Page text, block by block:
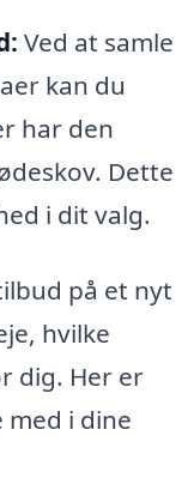
Ved at samle
kan du
har den
Dette
i dit valg.
på et nyt
hvilke
dig. Her er
med i dine